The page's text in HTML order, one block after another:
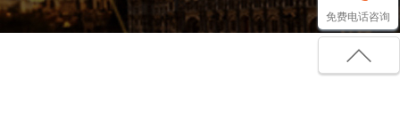
免费电话咨询